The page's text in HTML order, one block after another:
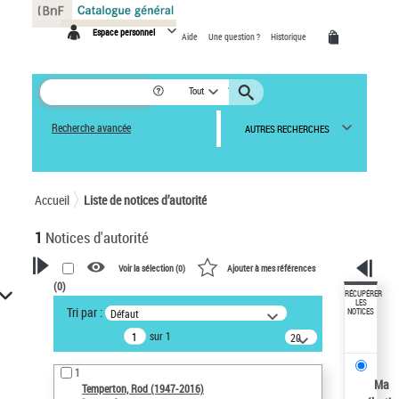
Espace personnel Aide Une question ? Historique
Tout
Recherche avancée AUTRES RECHERCHES
Accueil Liste de notices d’autorité
1 Notices d'autorité
VOTRE RECHERCHE
Recherche avancée dans les
notices d’autorité
Œuvres liées à l'auteur :
Temperton, Rod (1947-2016)
Voir la sélection (0) Ajouter à mes références
(0)
Tri par : Défaut
sur 1
20
résultats/page
1
Temperton, Rod (1947-2016)
RÉCUPÉRER
LES
NOTICES
Ma
Panneau de gestion des cookies